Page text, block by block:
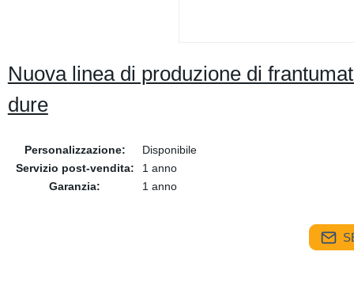
Nuova linea di produzione di
dure
Personalizzazione:
Disponibile
Servizio post-vendita:
1 anno
Garanzia:
1 anno